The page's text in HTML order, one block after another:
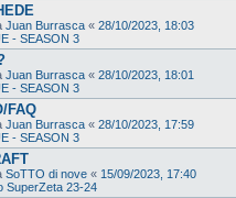
Juan Burrasca « 28/10/2023, 18:03
- SEASON 3
Juan Burrasca « 28/10/2023, 18:01
- SEASON 3
FAQ
Juan Burrasca « 28/10/2023, 17:59
- SEASON 3
SoTTO di nove « 15/09/2023, 17:40
SuperZeta 23-24